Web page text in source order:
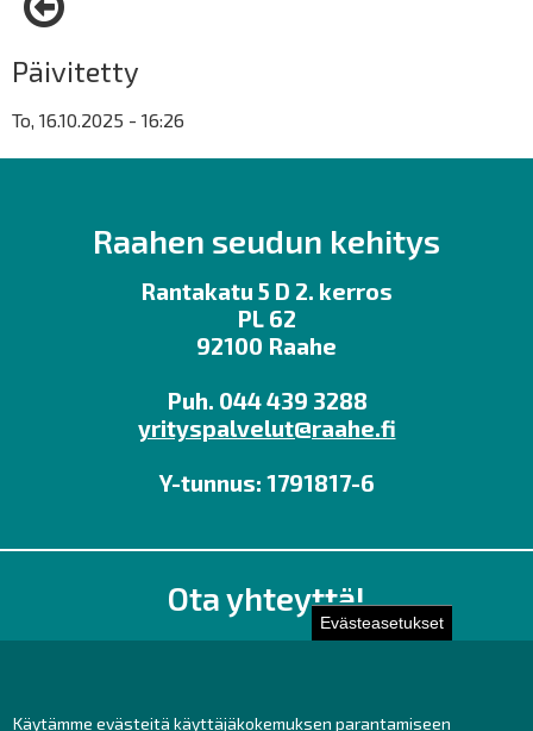
Evästeasetukset
Käytämme evästeitä käyttäjäkokemuksen parantamiseen
Päivitetty
To, 16.10.2025 - 16:26
Raahen seudun kehitys
Rantakatu 5 D 2. kerros
PL 62
92100 Raahe
Puh. 044 439 3288
yrityspalvelut@raahe.fi
Y-tunnus: 1791817-6
Ota yhteyttä!
Toimisto